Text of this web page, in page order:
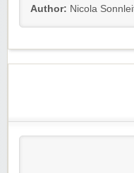
Viel Spaß beim
Author: Nicola